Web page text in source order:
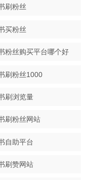
刷粉丝
买粉丝
粉丝购买平台哪个好
刷粉丝1000
刷浏览量
刷粉丝网站
自助平台
刷赞网站